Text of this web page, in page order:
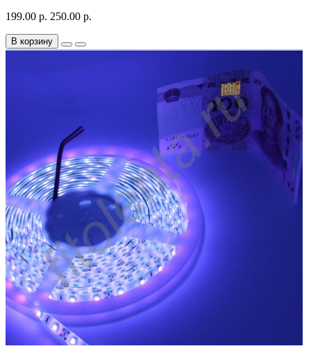
199.00 р. 250.00 р.
В корзину